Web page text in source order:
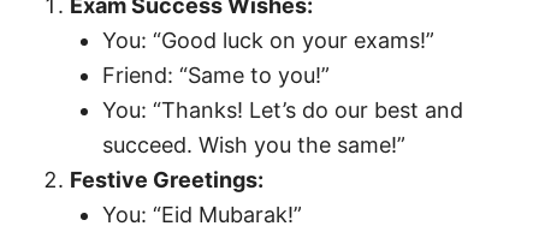
You: “Good luck on your exams!”
Friend: “Same to you!”
You: “Thanks! Let’s do our best and
succeed. Wish you the same!”
Festive Greetings:
You: “Eid Mubarak!”